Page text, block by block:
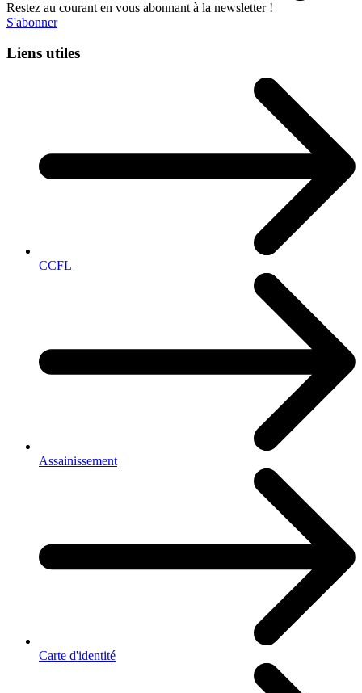
Restez au courant en vous abonnant à la newsletter !
S'abonner
Liens utiles
CCFL
Assainissement
Carte d'identité